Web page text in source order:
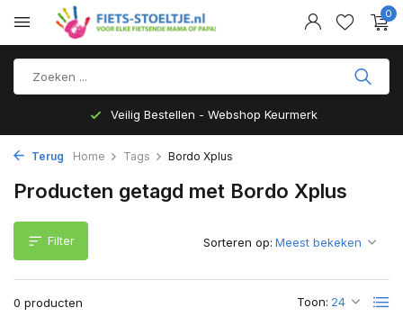
0
Veilig Bestellen - Webshop Keurmerk
Terug Home Tags Bordo Xplus
Producten getagd met Bordo Xplus
Filter
0 producten Toon:
Sorteren op: